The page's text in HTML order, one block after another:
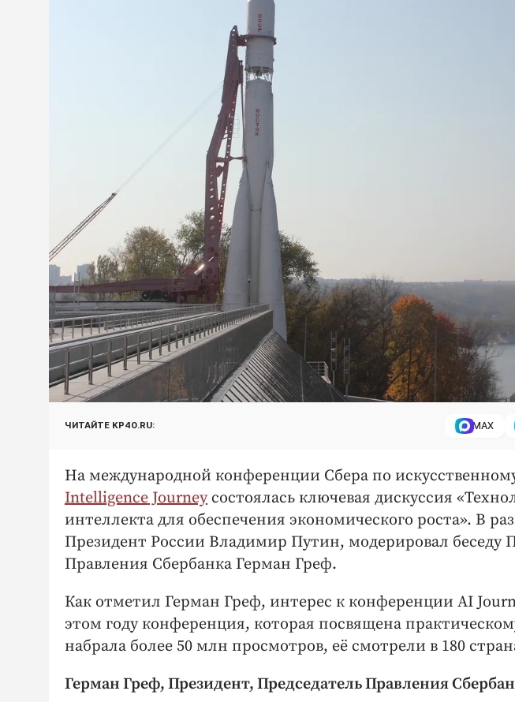
ЧИТАЙТЕ KP40.RU: MAX
На международной конференции Сбера по
Intelligence Journeyсостоялась ключевая дискуссия
интеллекта для обеспечения экономического роста». В
Президент России Владимир Путин, модерировал беседу
Правления Сбербанка Герман Греф.
Как отметил Герман Греф, интерес к конференции AI
этом году конференция, которая посвящена
набрала более 50 млн просмотров, её смотрели в 180
Герман Греф, Президент, Председатель Правления